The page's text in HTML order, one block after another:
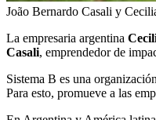
João Bernardo Casali y
La empresaria argentina
Casali, emprendedor de
Sistema B es una
Para esto, promueve a las